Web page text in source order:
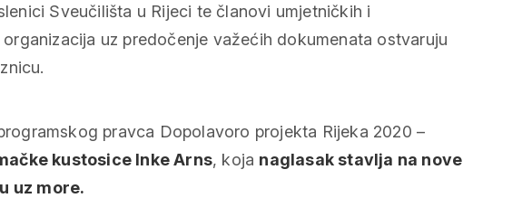
Sveučilišta u Rijeci te članovi umjetničkih i
uz predočenje važećih dokumenata ostvaruju
pravca Dopolavoro projekta Rijeka 2020 –
kustosice Inke Arns, koja naglasak stavlja na nove
uz more.